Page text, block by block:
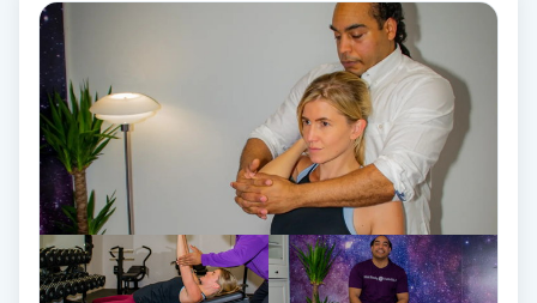
Hälsa
Hälsprickor
Idrottsmassage
IPL